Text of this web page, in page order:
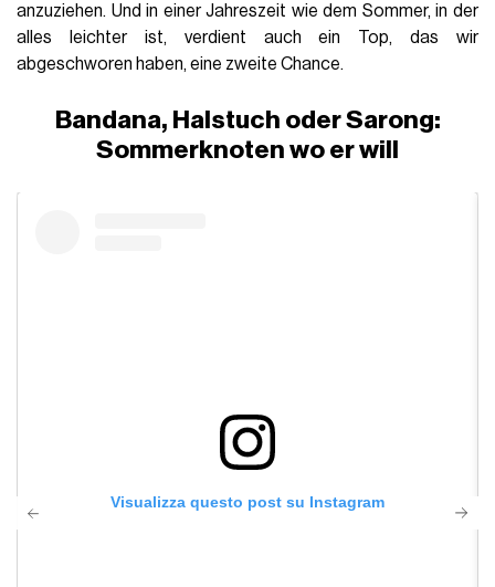
anzuziehen. Und in einer Jahreszeit wie dem Sommer, in der
alles leichter ist, verdient auch ein Top, das wir
abgeschworen haben, eine zweite Chance.
Bandana, Halstuch oder Sarong:
Sommerknoten wo er will
Visualizza questo post su Instagram